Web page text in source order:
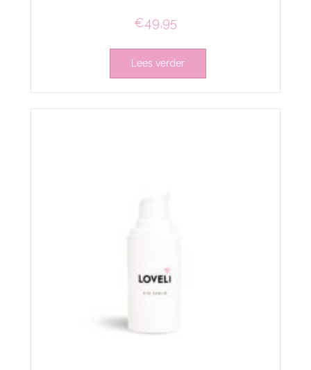
€49,95
Lees verder